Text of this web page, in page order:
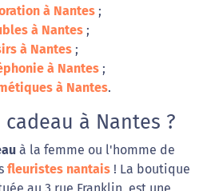
à Nantes ;
à Nantes ;
à Nantes ;
à Nantes ;
à Nantes.
à Nantes ?
à la femme ou l'homme de
fleuristes nantais ! La boutique